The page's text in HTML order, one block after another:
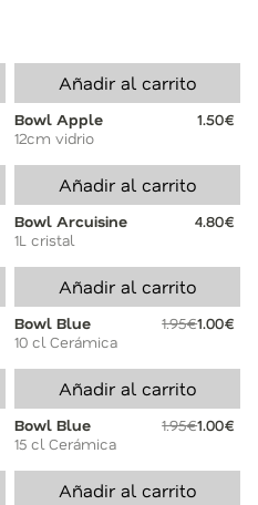
Añadir al carrito
Bowl Apple
1.50€
12cm vidrio
Añadir al carrito
Bowl Arcuisine
4.80€
1L cristal
Añadir al carrito
Bowl Blue 1.95€1.00€
10 cl Cerámica
Añadir al carrito
Bowl Blue 1.95€1.00€
15 cl Cerámica
Añadir al carrito